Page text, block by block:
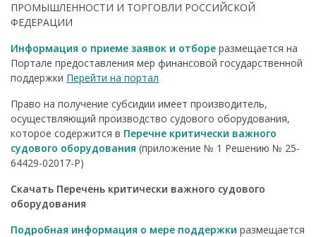
ПРОМЫШЛЕННОСТИ И ТОРГОВЛИ РОССИЙСКОЙ
ФЕДЕРАЦИИ
Информация о приеме заявок и отборе размещается на
Портале предоставления мер финансовой государственной
поддержки Перейти на портал
Право на получение субсидии имеет производитель,
осуществляющий производство судового оборудования,
которое содержится в Перечне критически важного
судового оборудования (приложение № 1 Решению № 25-
64429-02017-Р)
Скачать Перечень критически важного судового
оборудования
Подробная информация о мере поддержки размещается